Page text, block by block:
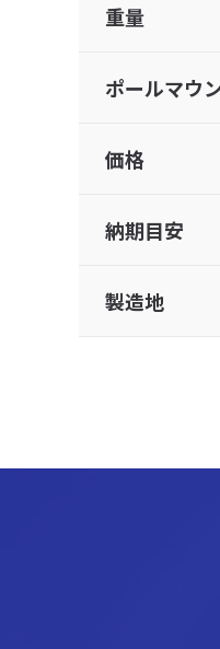
重量
ポールマウ
価格
納期目安
製造地